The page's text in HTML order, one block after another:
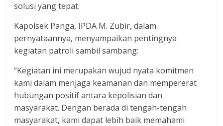
solusi yang tepat.
Kapolsek Panga, IPDA M. Zubir, dalam
pernyataannya, menyampaikan pentingnya
kegiatan patroli sambil sambang:
“Kegiatan ini merupakan wujud nyata komitmen
kami dalam menjaga keamanan dan mempererat
hubungan positif antara kepolisian dan
masyarakat. Dengan berada di tengah-tengah
masyarakat, kami dapat lebih baik memahami